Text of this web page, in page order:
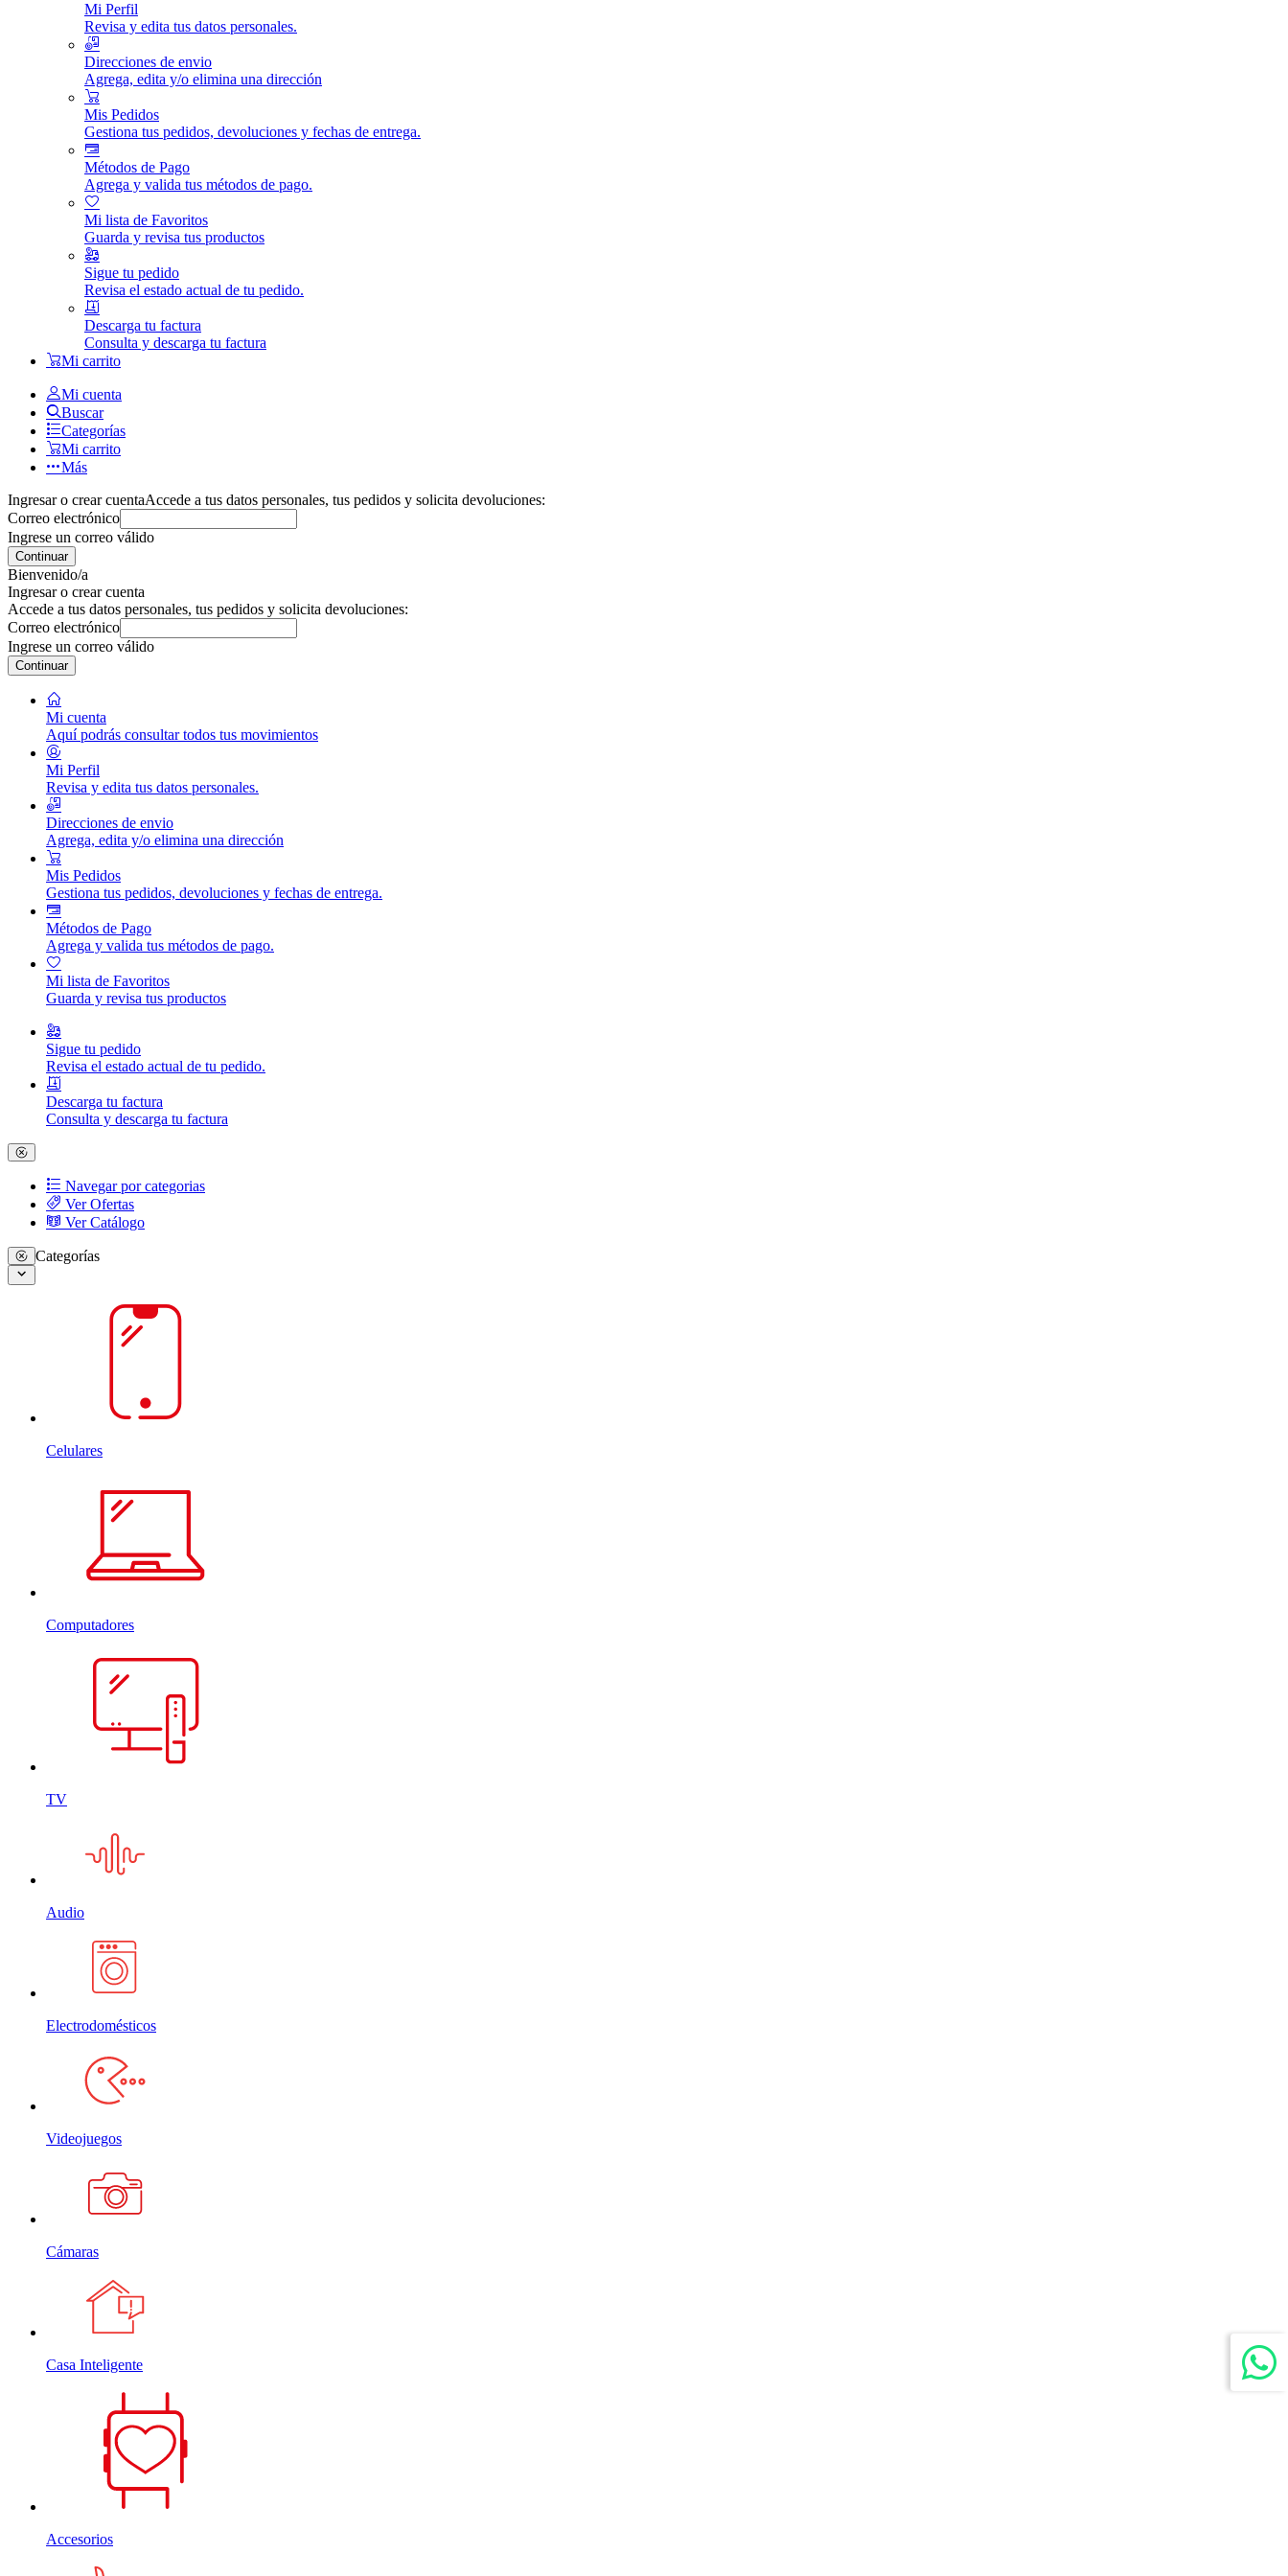
Mi Perfil
Revisa y edita tus datos personales.
Direcciones de envio
Agrega, edita y/o elimina una dirección
Mis Pedidos
Gestiona tus pedidos, devoluciones y fechas de entrega.
Métodos de Pago
Agrega y valida tus métodos de pago.
Mi lista de Favoritos
Guarda y revisa tus productos
Sigue tu pedido
Revisa el estado actual de tu pedido.
Descarga tu factura
Consulta y descarga tu factura
Mi carrito
Mi cuenta
Buscar
Categorías
Mi carrito
Más
Ingresar o crear cuentaAccede a tus datos personales, tus pedidos y solicita devoluciones:
Correo electrónico
Ingrese un correo válido
Continuar
Bienvenido/a
Ingresar o crear cuenta
Accede a tus datos personales, tus pedidos y solicita devoluciones:
Correo electrónico
Ingrese un correo válido
Continuar
Mi cuenta
Aquí podrás consultar todos tus movimientos
Mi Perfil
Revisa y edita tus datos personales.
Direcciones de envio
Agrega, edita y/o elimina una dirección
Mis Pedidos
Gestiona tus pedidos, devoluciones y fechas de entrega.
Métodos de Pago
Agrega y valida tus métodos de pago.
Mi lista de Favoritos
Guarda y revisa tus productos
Sigue tu pedido
Revisa el estado actual de tu pedido.
Descarga tu factura
Consulta y descarga tu factura
Navegar por categorias
Ver Ofertas
Ver Catálogo
Categorías
Celulares
Computadores
TV
Audio
Electrodomésticos
Videojuegos
Cámaras
Casa Inteligente
Accesorios